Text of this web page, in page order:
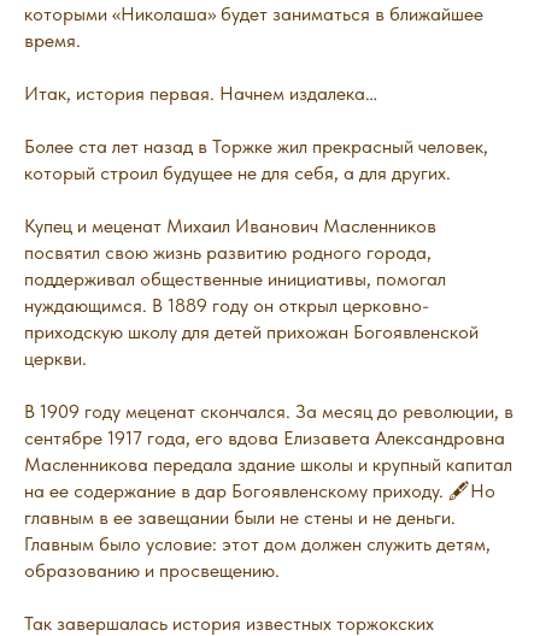
которыми «Николаша» будет заниматься в ближайшее
время.
Итак, история первая. Начнем издалека…
Более ста лет назад в Торжке жил прекрасный человек,
который строил будущее не для себя, а для других.
Купец и меценат Михаил Иванович Масленников
посвятил свою жизнь развитию родного города,
поддерживал общественные инициативы, помогал
нуждающимся. В 1889 году он открыл церковно-
приходскую школу для детей прихожан Богоявленской
церкви.
В 1909 году меценат скончался. За месяц до революции, в
сентябре 1917 года, его вдова Елизавета Александровна
Масленникова передала здание школы и крупный капитал
на ее содержание в дар Богоявленскому приходу. 🖋Но
главным в ее завещании были не стены и не деньги.
Главным было условие: этот дом должен служить детям,
образованию и просвещению.
Так завершалась история известных торжокских